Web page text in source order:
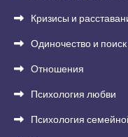
Кризисы и
Одиночество и
Отношения
Психология любви
Психология